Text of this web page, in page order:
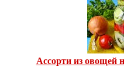
Ассорти из овощей